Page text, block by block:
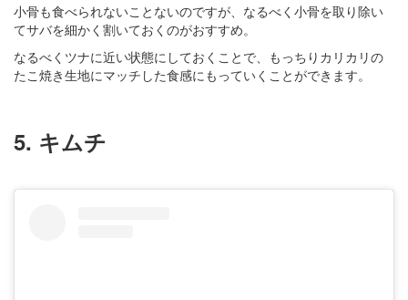
小骨も食べられないことないのですが、なるべく小骨を取り除い
てサバを細かく割いておくのがおすすめ。
なるべくツナに近い状態にしておくことで、もっちりカリカリの
たこ焼き生地にマッチした食感にもっていくことができます。
5. キムチ